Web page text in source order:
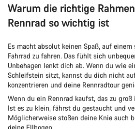
Warum die richtige
Rennrad so wichtig ist
Es macht absolut keinen Spaß, auf
Fahrrad zu fahren. Das fühlt sich
Unbehagen lenkt dich ab. Wenn du wie
Schleifstein sitzt, kannst du dich nicht
konzentrieren und deine Rennradtour
Wenn du ein Rennrad kaufst, das zu
Ist es zu klein, fährst du gestaucht und
Möglicherweise stoßen deine Knie auch
deine Ellbogen.